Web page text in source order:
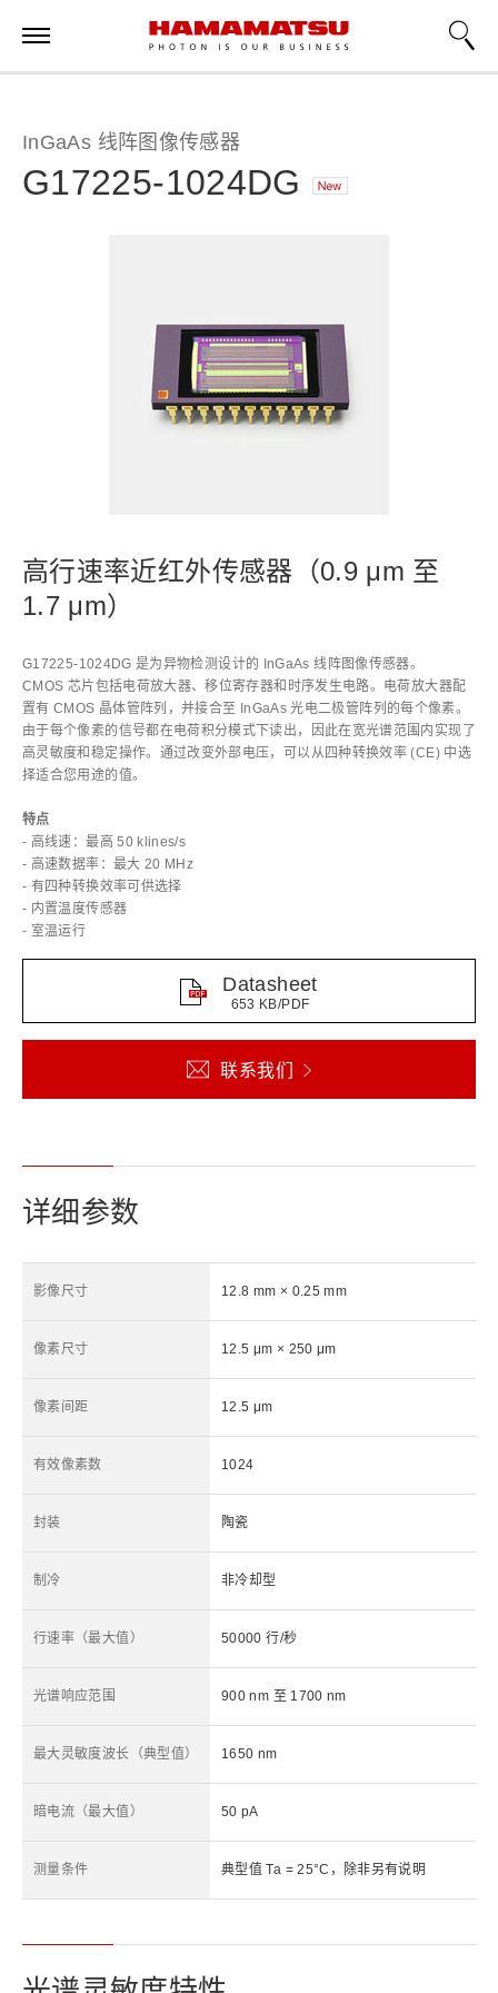
InGaAs 线阵图像传感器
G17225-1024DG
联系我们
高行速率近红外传感器（0.9 μm 至
1.7 μm）
G17225-1024DG 是为异物检测设计的 InGaAs 线阵图像传感器。
CMOS 芯片包括电荷放大器、移位寄存器和时序发生电路。电荷放大器配
置有 CMOS 晶体管阵列，并接合至 InGaAs 光电二极管阵列的每个像素。
由于每个像素的信号都在电荷积分模式下读出，因此在宽光谱范围内实现了
高灵敏度和稳定操作。通过改变外部电压，可以从四种转换效率 (CE) 中选
择适合您用途的值。
特点
- 高线速：最高 50 klines/s
- 高速数据率：最大 20 MHz
- 有四种转换效率可供选择
- 内置温度传感器
- 室温运行
Datasheet
653 KB/PDF
详细参数
影像尺寸 12.8 mm × 0.25 mm
像素尺寸 12.5 μm × 250 μm
像素间距 12.5 μm
有效像素数 1024
封装 陶瓷
制冷 非冷却型
行速率（最大值） 50000 行/秒
光谱响应范围 900 nm 至 1700 nm
最大灵敏度波长（典型值） 1650 nm
暗电流（最大值） 50 pA
测量条件 典型值 Ta = 25°C，除非另有说明